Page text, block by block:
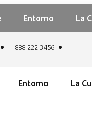
Entorno La
888-222-3456
Entorno La